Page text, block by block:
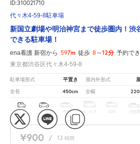
ID:310021710
代々木4-59-8駐車場
新国立劇場や明治神宮まで徒歩圏内！渋
できる駐車場！
ena看護 新宿から 597m 徒歩 8～12分 予約で
東京都渋谷区代々木4-59-8
駐車場形式 平置き 屋内外形式
全長 450cm 全幅
軽 コ 中型 ボックス SUV 大型車
¥900 / 13 時間